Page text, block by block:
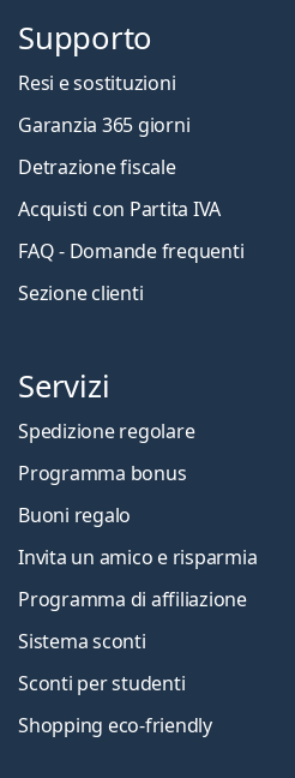
Supporto
Resi e sostituzioni
Garanzia 365 giorni
Detrazione fiscale
Acquisti con Partita IVA
FAQ - Domande frequenti
Sezione clienti
Servizi
Spedizione regolare
Programma bonus
Buoni regalo
Invita un amico e risparmia
Programma di affiliazione
Sistema sconti
Sconti per studenti
Shopping eco-friendly